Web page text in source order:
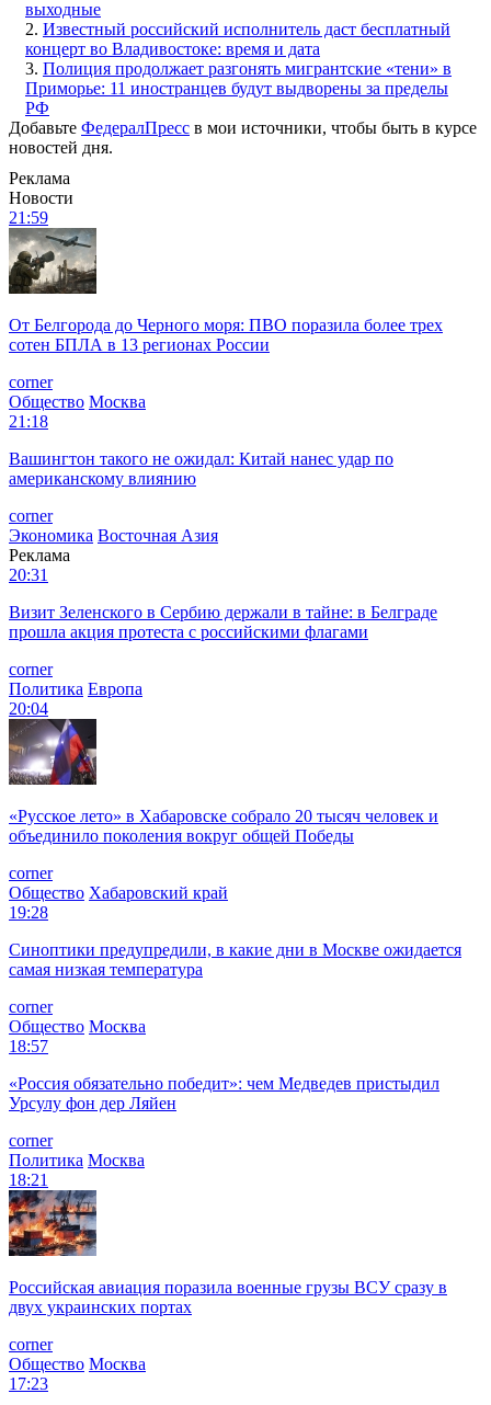
выходные
2. Известный российский исполнитель даст бесплатный
концерт во Владивостоке: время и дата
3. Полиция продолжает разгонять мигрантские «тени» в
Приморье: 11 иностранцев будут выдворены за пределы
РФ
Добавьте ФедералПресс в мои источники, чтобы быть в курсе
новостей дня.
Реклама
Новости
21:59
От Белгорода до Черного моря: ПВО поразила более трех
сотен БПЛА в 13 регионах России
corner
Общество Москва
21:18
Вашингтон такого не ожидал: Китай нанес удар по
американскому влиянию
corner
Экономика Восточная Азия
Реклама
20:31
Визит Зеленского в Сербию держали в тайне: в Белграде
прошла акция протеста с российскими флагами
corner
Политика Европа
20:04
«Русское лето» в Хабаровске собрало 20 тысяч человек и
объединило поколения вокруг общей Победы
corner
Общество Хабаровский край
19:28
Синоптики предупредили, в какие дни в Москве ожидается
самая низкая температура
corner
Общество Москва
18:57
«Россия обязательно победит»: чем Медведев пристыдил
Урсулу фон дер Ляйен
corner
Политика Москва
18:21
Российская авиация поразила военные грузы ВСУ сразу в
двух украинских портах
corner
Общество Москва
17:23